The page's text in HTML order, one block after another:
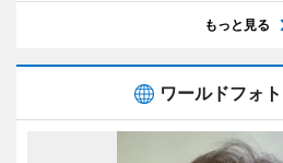
もっと見る
ワールドフォ